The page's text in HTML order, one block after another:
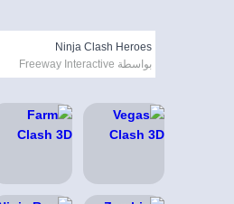
Ninja Clash Heroes
بواسطة Freeway Interactive